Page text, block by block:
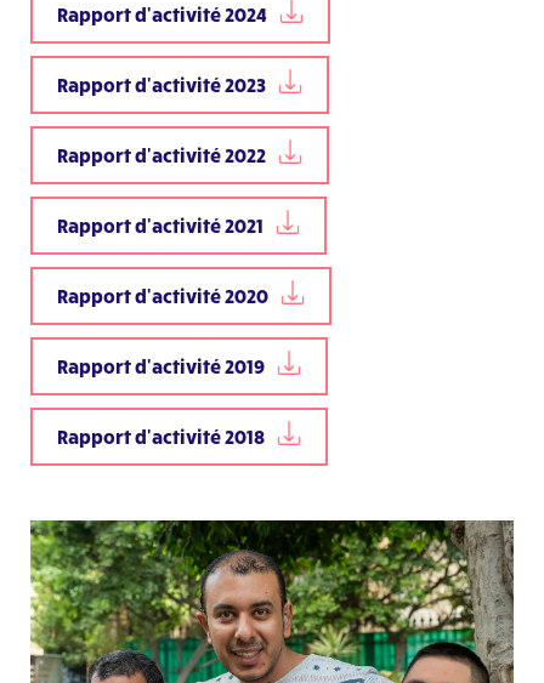
Rapport d'activité 2024
Rapport d'activité 2023
Rapport d'activité 2022
Rapport d'activité 2021
Rapport d'activité 2020
Rapport d'activité 2019
Rapport d'activité 2018